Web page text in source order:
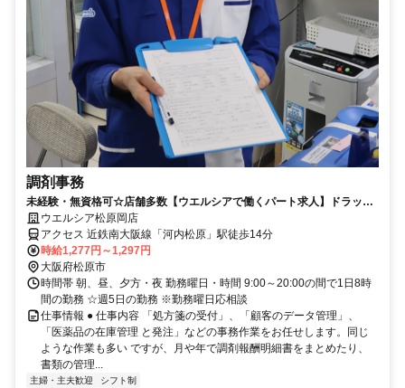
調剤事務
未経験・無資格可☆店舗多数【ウエルシアで働くパート求人】ドラッグ
ストアの調剤事務
ウエルシア松原岡店
アクセス 近鉄南大阪線「河内松原」駅徒歩14分
時給1,277円～1,297円
大阪府松原市
時間帯 朝、昼、夕方・夜 勤務曜日・時間 9:00～20:00の間で1日8時
間の勤務 ☆週5日の勤務 ※勤務曜日応相談
仕事情報 ● 仕事内容 「処方箋の受付」、「顧客のデータ管理」、
「医薬品の在庫管理 と発注」などの事務作業をお任せします。同じ
ような作業も多い ですが、月や年で調剤報酬明細書をまとめたり、
書類の管理...
主婦・主夫歓迎 シフト制